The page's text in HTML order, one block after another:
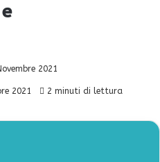
2021
2021 2 minuti di lettura